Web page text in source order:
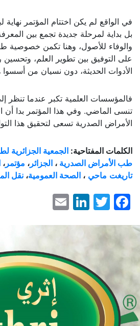
في الواقع لم يكن اختتام المؤتمر
بل بداية لمرحلة جديدة تجمع بين المعرفة
على التوفيق بين تطوير العلم، وتحسين
الأدوات الحديثة، دون نسيان من
فالمؤسسات العلمية تكبر عندما تنظر
تنسى الماضي. وفي هذا المؤتمر بدا أن
الأمراض الصدرية تسعى لتحقيق هذا
الكلمات المفتاحية: الجمعية الجزائرية
طب الأمراض الصدرية ، الجزائر ، مؤتمر ،
تاريغت ماحي ، الصحة العمومية، نقل
Facebook
Twitter
LinkedIn